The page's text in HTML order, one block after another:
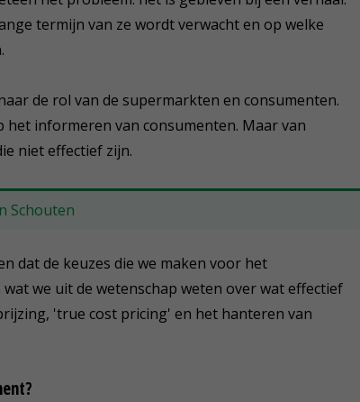
termijn van ze wordt verwacht en op welke
de rol van de supermarkten en consumenten.
informeren van consumenten. Maar van
niet effectief zijn.
Schouten
dat de keuzes die we maken voor het
we uit de wetenschap weten over wat effectief
'true cost pricing' en het hanteren van